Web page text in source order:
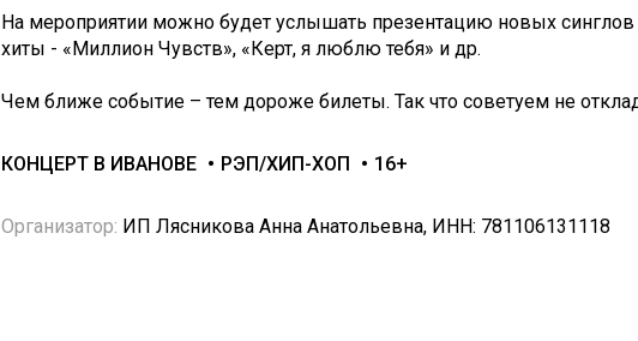
На мероприятии можно будет услышать презентацию новых
хиты - «Миллион Чувств», «Керт, я люблю тебя» и др.
Чем ближе событие – тем дороже билеты. Так что советуем не
КОНЦЕРТ В ИВАНОВЕ РЭП/ХИП-ХОП 16+
Организатор: ИП Лясникова Анна Анатольевна, ИНН: 781106131118